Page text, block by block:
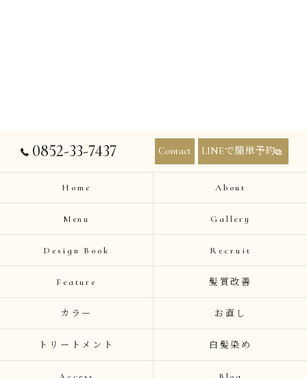
0852-33-7437 Contact LINEで簡単予約
Home About
Menu Gallery
Design Book Recruit
Feature 髪質改善
カラー お直し
トリートメント 白髪染め